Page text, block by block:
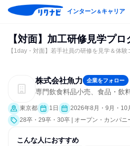
インターン＆キャリア
【対面】加工研修見学プロ
【1day・対面】若手社員の研修を見学＆体験
株式会社魚力 企業をフォロー
専門飲食料品小売、食品・飲
東京都 1日
2026年8月・9月・10
28卒・29卒・30卒 | オープン・カンパニ
こんな人におすすめ